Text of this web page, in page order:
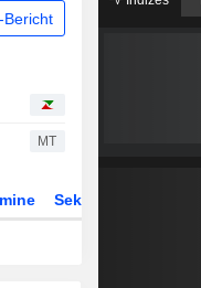
Bericht
MT
Sektor